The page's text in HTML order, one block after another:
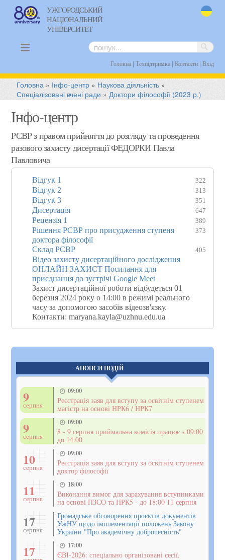
УЖГОРОДСЬКИЙ
НАЦІОНАЛЬНИЙ
УНІВЕРСИТЕТ
Головна| Техпідтримка| Контакти| Вхід
Головна » Інфо-центр » Наукова діяльність »
Спеціалізовані вчені ради »Доктори філософії (2023 р.)
Інфо-центр
РСВР з правом прийняття до розгляду та проведення
разового захисту дисертації ФЕДОРКИ Павла
Павловича
Відгук 1 322
Відгук 2 313
Відгук 3 351
Дисертація 647
Рецензія 1 389
Рішення РСВР про присудження ступеня
доктора філософії
373
Склад РСВР 405
Відео захисту дисертаційного дослідження
ОНЛАЙН ЗАХИСТ Посилання для
приєднання до зустрічі Google Meet
Захист дисертаційної роботи відбудеться 01
березня 2024 року о 14:00 в режимі реального
часу за допомогою засобів відеозв'язку.
Контакти: maryana.kayla@uzhnu.edu.ua
АНОНСИ ПОДІЙ
9
серпня
09:00
Реєстрація заяв для вступу за освітнім ступенем
магістр на основі НРК6 / НРК7
9
серпня
09:00
8 - 9 серпня приймальна комісія працює з 09:00
до 14:00
10
серпня
09:00
Реєстрація заяв для вступу за освітнім ступенем
доктор філософії
11
серпня
18:00
Виконання вимог для зарахування вступниками
на основі ПЗСО та НРК5 - до 18:00 11 серпня
17
серпня
Громадське обговорення проєктів документів
УжНУ щодо імплементації положень Закону
України "Про академічну доброчесність"
17 17:00
ЄВІ-2026: спеціально організовані сесії,